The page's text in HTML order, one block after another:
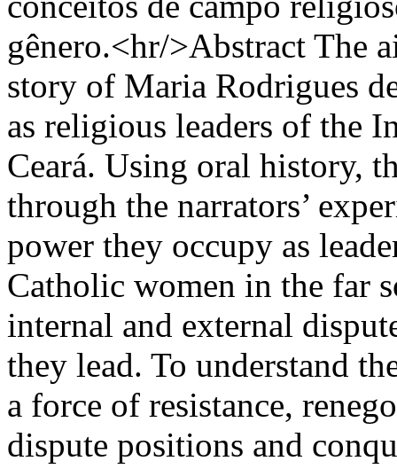
gênero.<hr/>Abstract The
story of Maria Rodrigues
as religious leaders of the
Ceará. Using oral history,
through the narrators’
power they occupy as
Catholic women in the far
internal and external
they lead. To understand
a force of resistance,
dispute positions and